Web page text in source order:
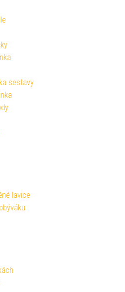
sestavy
lavice